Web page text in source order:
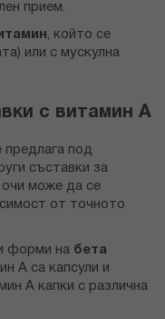
прием.
, който се
или с мускулна
с витамин А
предлага под
съставки за
очи може да се
от точното
форми на бета
А са капсули и
А капки с различна